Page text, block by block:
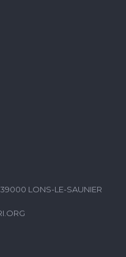
LONS-LE-SAUNIER